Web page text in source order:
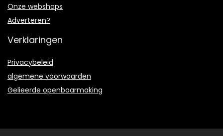
Onze webshops
Adverteren?
Verklaringen
Privacybeleid
algemene voorwaarden
Gelieerde openbaarmaking